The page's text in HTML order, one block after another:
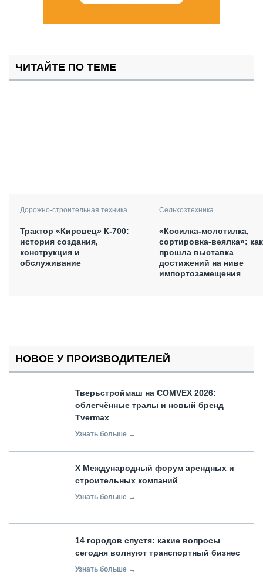
ЧИТАЙТЕ ПО ТЕМЕ
Дорожно-строительная техника
Трактор «Кировец» К-700:
история создания,
конструкция и
обслуживание
Сельхозтехника
«Косилка-молотилка,
сортировка-веялка»: как
прошла выставка
достижений на ниве
импортозамещения
НОВОЕ У ПРОИЗВОДИТЕЛЕЙ
Тверьстроймаш на COMVEX 2026:
облегчённые тралы и новый бренд
Tvermax
Узнать больше →
X Международный форум арендных и
строительных компаний
Узнать больше →
14 городов спустя: какие вопросы
сегодня волнуют транспортный бизнес
Узнать больше →